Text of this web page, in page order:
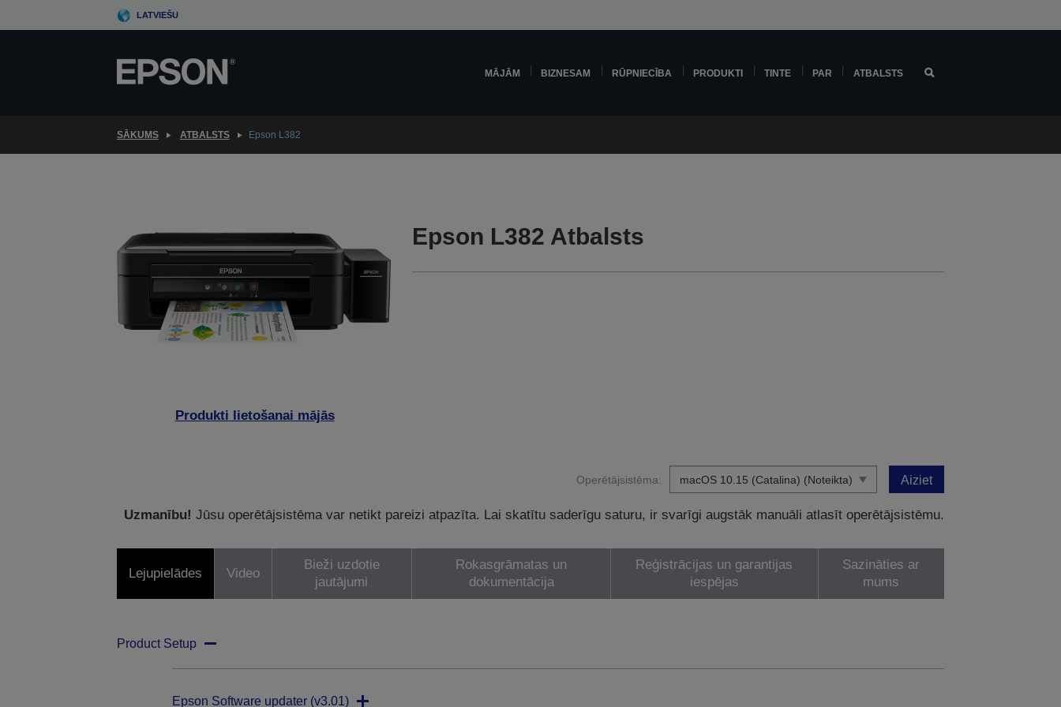
to
LATVIEŠU
MĀJĀM BIZNESAM RŪPNIECĪBA PRODUKTI TINTE PAR ATBALSTS
SĀKUMS ATBALSTS Epson L382
Produkti lietošanai mājās
Epson L382 Atbalsts
Operētājsistēma: Aiziet
Uzmanību! Jūsu operētājsistēma var netikt pareizi atpazīta. Lai skatītu saderīgu saturu, ir svarīgi augstāk manuāli atlasīt operētājsistēmu.
Lejupielādes Video
Bieži uzdotie
jautājumi
Rokasgrāmatas un
dokumentācija
Reģistrācijas un garantijas
iespējas
Sazināties ar
mums
Product Setup
Epson Software updater (v3.01)